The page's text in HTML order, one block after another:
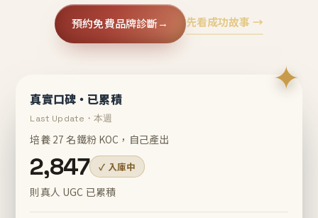
預約免費品牌診斷→ 先看成功故事 →
✦
真實口碑・已累積
Last Update・本週
培養 27 名鐵粉 KOC，自己產出
2,847 ✓ 入庫中
則真人 UGC 已累積